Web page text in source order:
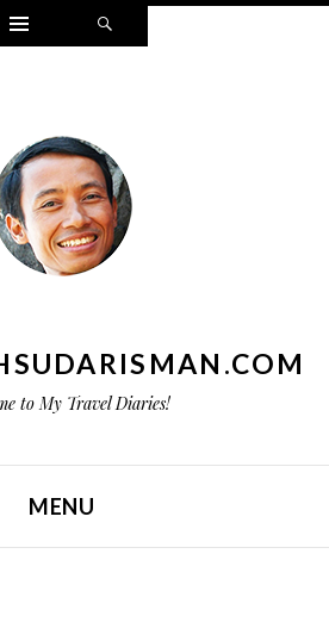
Widgets
to My Travel Diaries!
MENU